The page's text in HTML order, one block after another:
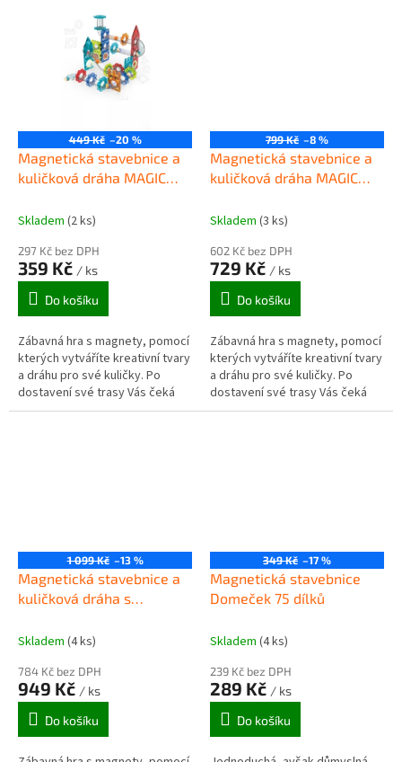
449 Kč –20 %
Magnetická stavebnice a
kuličková dráha MAGIC
Skladem (2 ks)
297 Kč bez DPH
359 Kč / ks
Do košíku
Zábavná hra s magnety, pomocí
kterých vytváříte kreativní tvary
a dráhu pro své kuličky. Po
dostavení své trasy Vás čeká
chvíli napětí!
799 Kč –8 %
Magnetická stavebnice a
kuličková dráha MAGIC
Skladem (3 ks)
602 Kč bez DPH
729 Kč / ks
Do košíku
Zábavná hra s magnety, pomocí
kterých vytváříte kreativní tvary
a dráhu pro své kuličky. Po
dostavení své trasy Vás čeká
chvíli napětí!
1 099 Kč –13 %
Magnetická stavebnice a
kuličková dráha s
MAGNETIC BLOCKS 102ks
Skladem (4 ks)
784 Kč bez DPH
949 Kč / ks
Do košíku
349 Kč –17 %
Magnetická stavebnice
Domeček 75 dílků
Skladem (4 ks)
239 Kč bez DPH
289 Kč / ks
Do košíku